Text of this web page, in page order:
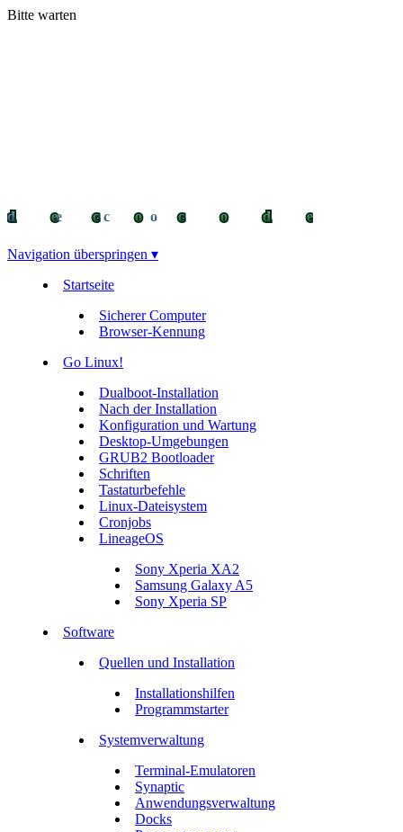
Bitte warten
decocode
decocode
deco
Navigation überspringen ▾
Startseite
Sicherer Computer
Browser-Kennung
Go Linux!
Dualboot-Installation
Nach der Installation
Konfiguration und Wartung
Desktop-Umgebungen
GRUB2 Bootloader
Schriften
Tastaturbefehle
Linux-Dateisystem
Cronjobs
LineageOS
Sony Xperia XA2
Samsung Galaxy A5
Sony Xperia SP
Software
Quellen und Installation
Installationshilfen
Programmstarter
Systemverwaltung
Terminal-Emulatoren
Synaptic
Anwendungsverwaltung
Docks